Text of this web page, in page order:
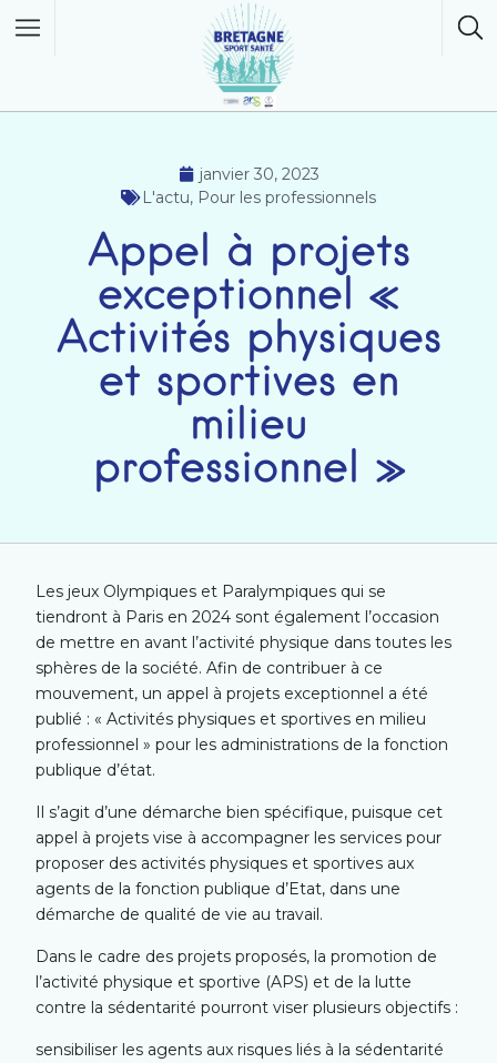
janvier 30, 2023
L'actu, Pour les professionnels
Appel à projets
exceptionnel «
Activités physiques
et sportives en
milieu
professionnel »
Les jeux Olympiques et Paralympiques qui se
tiendront à Paris en 2024 sont également l’occasion
de mettre en avant l’activité physique dans toutes les
sphères de la société. Afin de contribuer à ce
mouvement, un appel à projets exceptionnel a été
publié : « Activités physiques et sportives en milieu
professionnel » pour les administrations de la fonction
publique d’état.
Il s’agit d’une démarche bien spécifique, puisque cet
appel à projets vise à accompagner les services pour
proposer des activités physiques et sportives aux
agents de la fonction publique d’Etat, dans une
démarche de qualité de vie au travail.
Dans le cadre des projets proposés, la promotion de
l’activité physique et sportive (APS) et de la lutte
contre la sédentarité pourront viser plusieurs objectifs :
sensibiliser les agents aux risques liés à la sédentarité